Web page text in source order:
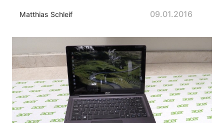
Matthias Schleif 09.01.2016